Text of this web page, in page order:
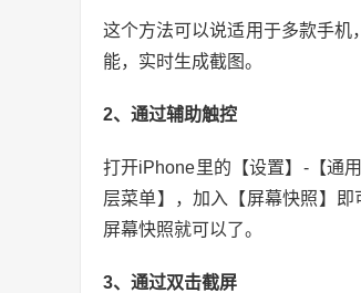
这个方法可以说适用于多款手机
能，实时生成截图。
2、通过辅助触控
打开iPhone里的【设置】-【通
层菜单】，加入【屏幕快照】
屏幕快照就可以了。
3、通过双击截屏